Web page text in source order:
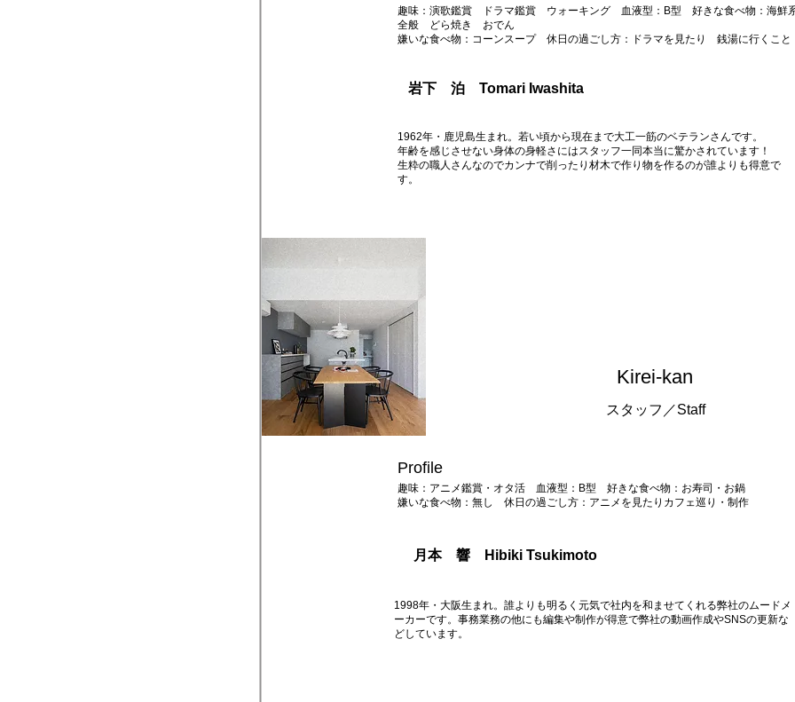
趣味：演歌鑑賞 ドラマ鑑賞 ウォーキング 血液型：B型​ 好きな食べ物：海鮮
全般 どら焼き おでん
嫌いな食べ物：コーンスープ​​​ 休日の過ごし方：​ドラマを見たり 銭湯に行くこと
​岩下泊 Tomari Iwashita
1962年・鹿児島生まれ。​若い頃から現在まで大工一筋のベテランさんです。
年齢を感じさせない身体の身軽さにはスタッフ一同本当に驚かされています！
生粋の職人さんなのでカンナで削ったり材木で作り物を作るのが誰よりも得意で
す。
​Kirei-kan
​スタッフ／Staff
Profile
趣味：アニメ鑑賞・オタ活 血液型：B型​ 好きな食べ物：お寿司・お鍋
嫌いな食べ物：無し 休日の過ごし方：アニメを見たりカフェ巡り・制作​
​月本響 Hibiki Tsukimoto
1998年・大阪生まれ。​誰よりも明るく元気で社内を和ませてくれる弊社のムードメ
ーカーです。 事務業務の他にも編集や制作が得意で弊社の動画作成やSNSの更新な
どしています。